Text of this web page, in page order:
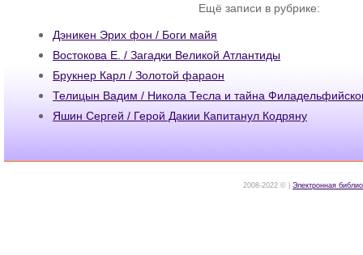
Ещё записи в рубрике:
Дэникен Эрих фон / Боги майя
Востокова Е. / Загадки Великой Атлантиды
Брукнер Карл / Золотой фараон
Телицын Вадим / Никола Тесла и тайна
Яшин Сергей / Герой Дакии Капитанул Кодряну
2008-2022 © | Электронная